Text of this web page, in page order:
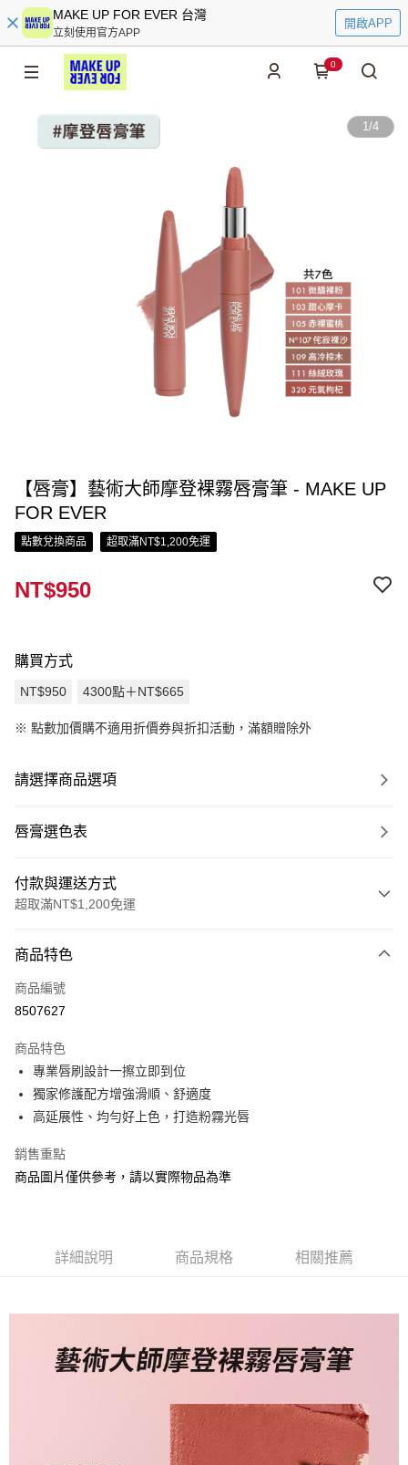
MAKE UP FOR EVER 台灣
立刻使用官方APP
開啟APP
0
1/4
【唇膏】藝術大師摩登裸霧唇膏筆 - MAKE UP
FOR EVER
點數兌換商品 超取滿NT$1,200免運
NT$950
購買方式
NT$950 4300點＋NT$665
※ 點數加價購不適用折價券與折扣活動，滿額贈除外
請選擇商品選項
唇膏選色表
付款與運送方式
超取滿NT$1,200免運
信用卡一次付款
信用卡分期付款
合作金庫商業銀行
華南商業銀行
上海商業儲蓄銀行
國泰世華商業銀行
兆豐國際商業銀行
匯豐（台灣）商業銀行
聯邦商業銀行
遠東國際商業銀行
台灣樂天信用卡公司
超商取貨付款
LINE Pay
街口支付
AFTEE先享後付
１．簡單：不需註冊會員、不需綁卡、不需儲值。
２．便利：只要手機號碼，簡訊認證，即可結帳。
【「AFTEE先享後付」結帳流程】
１．於結帳方式選擇「AFTEE先享後付」後，將跳轉至「AFTEE先享後付」
結帳頁面，進行簡訊認證並確認金額後，即可完成結帳。
全家取貨付款
每筆NT$80，滿NT$1,200(含以上)免運費
商品特色
商品編號
8507627
商品特色
專業唇刷設計一擦立即到位
獨家修護配方增強滑順、舒適度
高延展性、均勻好上色，打造粉霧光唇
銷售重點
商品圖片僅供參考，請以實際物品為準
詳細說明 商品規格 相關推薦